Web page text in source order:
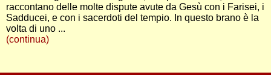
raccontano delle molte dispute avute da Gesù con i Farisei, i
Sadducei, e con i sacerdoti del tempio. In questo brano è la
volta di uno ...
(continua)